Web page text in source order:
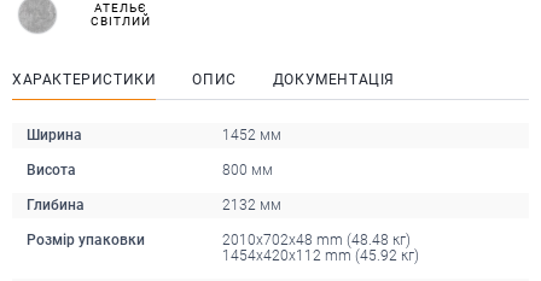
АТЕЛЬЄ
СВІТЛИЙ
ХАРАКТЕРИСТИКИ ОПИС ДОКУМЕНТАЦІЯ
Ширина 1452 мм
Висота 800 мм
Глибина 2132 мм
Розмір упаковки
2010x702x48 mm (48.48 кг)
1454x420x112 mm (45.92 кг)